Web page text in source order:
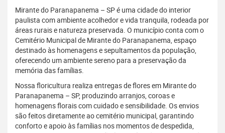
Mirante do Paranapanema – SP é uma cidade do interior
paulista com ambiente acolhedor e vida tranquila, rodeada por
áreas rurais e natureza preservada. O município conta com o
Cemitério Municipal de Mirante do Paranapanema, espaço
destinado às homenagens e sepultamentos da população,
oferecendo um ambiente sereno para a preservação da
memória das famílias.
Nossa floricultura realiza entregas de flores em Mirante do
Paranapanema – SP, produzindo arranjos, coroas e
homenagens florais com cuidado e sensibilidade. Os envios
são feitos diretamente ao cemitério municipal, garantindo
conforto e apoio às famílias nos momentos de despedida,